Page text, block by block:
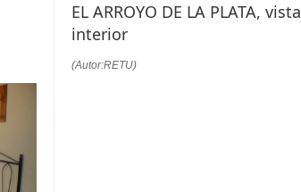
EL ARROYO DE LA PLATA, vista
interior
(Autor:RETU)